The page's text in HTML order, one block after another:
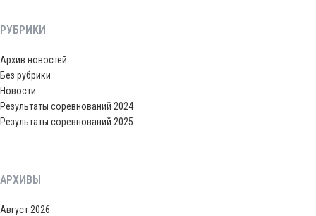
РУБРИКИ
Архив новостей
Без рубрики
Новости
Результаты соревнований 2024
Результаты соревнований 2025
АРХИВЫ
Август 2026